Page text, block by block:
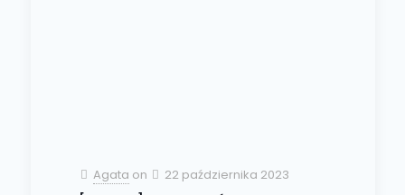
Agata on
22 października 2023